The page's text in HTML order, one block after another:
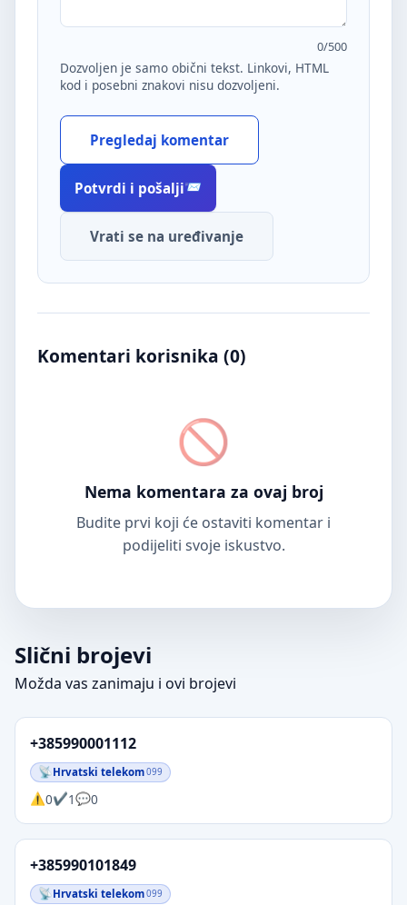
0/500
Dozvoljen je samo obični tekst. Linkovi, HTML
kod i posebni znakovi nisu dozvoljeni.
Pregledaj komentar
Potvrdi i pošalji
Vrati se na uređivanje
Komentari korisnika (0)
Nema komentara za ovaj broj
Budite prvi koji će ostaviti komentar i
podijeliti svoje iskustvo.
Slični brojevi
Možda vas zanimaju i ovi brojevi
+385990001112
Hrvatski telekom099
0 1 0
+385990101849
Hrvatski telekom099